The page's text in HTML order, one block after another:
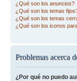
¿Qué son los anuncios?
¿Qué son los temas
¿Qué son los temas
¿Qué son los iconos
Problemas acerca
¿Por qué no puedo